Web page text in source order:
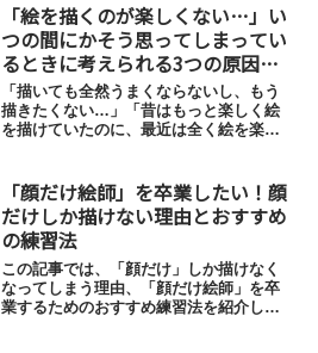
もテーマって何？テーマ？そんなの決め
るメリットある...
「絵を描くのが楽しくない…」い
つの間にかそう思ってしまってい
るときに考えられる3つの原因と
対処法
「描いても全然うまくならないし、もう
描きたくない…」「昔はもっと楽しく絵
を描けていたのに、最近は全く絵を楽し
が楽しくなくなってしまう3つのパターン
とその対処法についてお話します。
「顔だけ絵師」を卒業したい！顔
だけしか描けない理由とおすすめ
の練習法
この記事では、「顔だけ」しか描けなく
なってしまう理由、「顔だけ絵師」を卒
業するためのおすすめ練習法を紹介しま